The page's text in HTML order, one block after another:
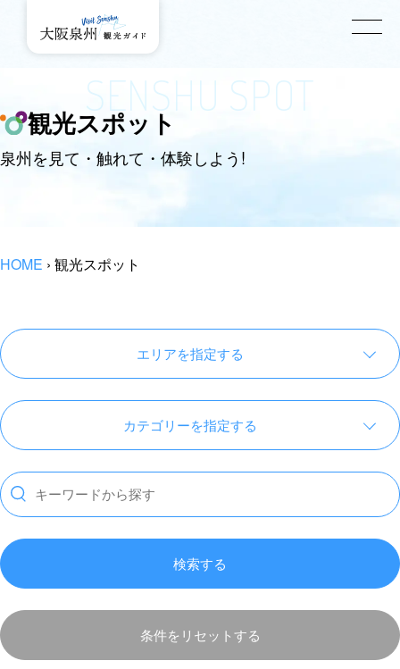
SENSHU SPOT
観光スポット
泉州を見て・触れて・体験しよう!
HOME › 観光スポット
エリアを指定する
カテゴリーを指定する
検索する
条件をリセットする